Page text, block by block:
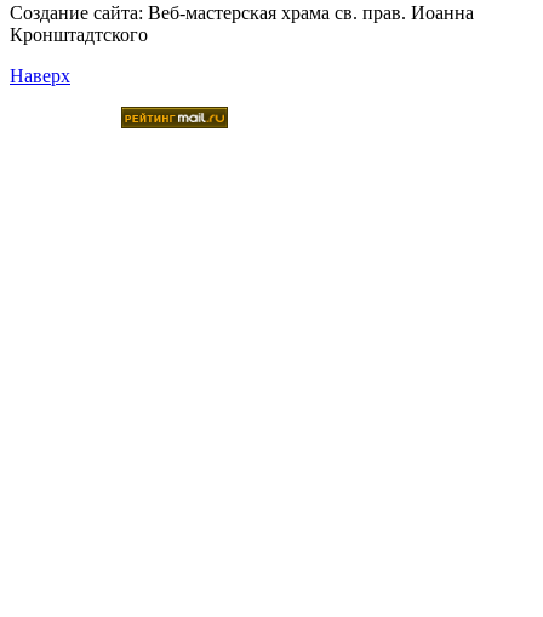
Создание сайта: Веб-мастерская храма св. прав. Иоанна
Кронштадтского
Наверх